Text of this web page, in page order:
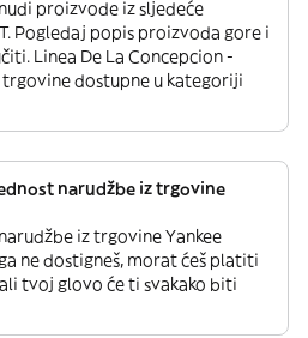
proizvode iz sljedeće
Pogledaj popis proizvoda gore i
Linea De La Concepcion -
dostupne u kategoriji
narudžbe iz trgovine
iz trgovine Yankee
ne dostigneš, morat ćeš platiti
tvoj glovo će ti svakako biti